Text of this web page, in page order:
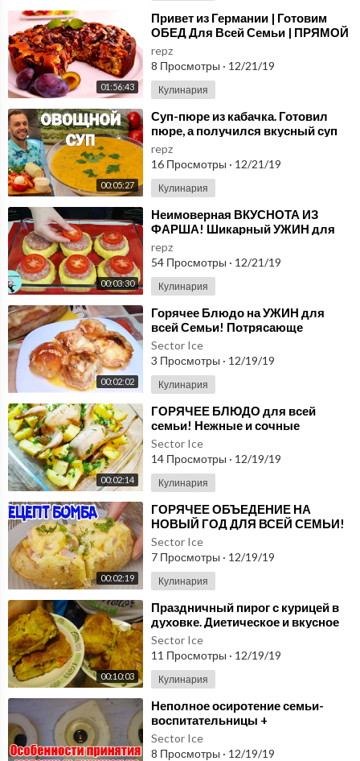
01:56:43
⁣Привет из Германии | Готовим
ОБЕД Для Всей Семьи | ПРЯМОЙ
ЭФИР
repz
8 Просмотры · 12/21/19
Кулинария
00:05:27
⁣Суп-пюре из кабачка. Готовил
пюре, а получился вкусный суп
для всей семьи!
repz
16 Просмотры · 12/21/19
Кулинария
00:03:30
⁣Неимоверная ВКУСНОТА ИЗ
ФАРША! Шикарный УЖИН для
всей семьи!
repz
54 Просмотры · 12/21/19
Кулинария
00:02:02
⁣Горячее Блюдо на УЖИН для
всей Семьи! Потрясающе
Вкусные, Нежные КОТЛЕТЫ под
Моцареллой.
Sector Ice
3 Просмотры · 12/19/19
Кулинария
00:02:14
⁣ГОРЯЧЕЕ БЛЮДО для всей
семьи! Нежные и сочные
перепела с картофелем в
духовке!
Sector Ice
14 Просмотры · 12/19/19
Кулинария
00:02:19
⁣ГОРЯЧЕЕ ОБЪЕДЕНИЕ НА
НОВЫЙ ГОД ДЛЯ ВСЕЙ СЕМЬИ!
Sector Ice
7 Просмотры · 12/19/19
Кулинария
00:10:03
⁣Праздничный пирог с курицей в
духовке. Диетическое и вкусное
блюдо для всей семьи
Sector Ice
11 Просмотры · 12/19/19
Кулинария
⁣Неполное осиротение семьи-
воспитательницы +
воспитательница без пчеломатки
Sector Ice
8 Просмотры · 12/19/19